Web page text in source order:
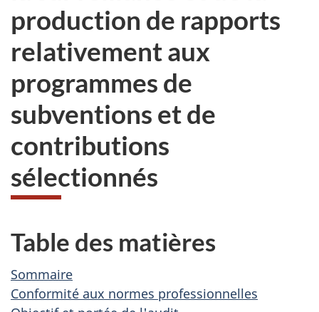
production de rapports
relativement aux
programmes de
subventions et de
contributions
sélectionnés
Table des matières
Sommaire
Conformité aux normes professionnelles